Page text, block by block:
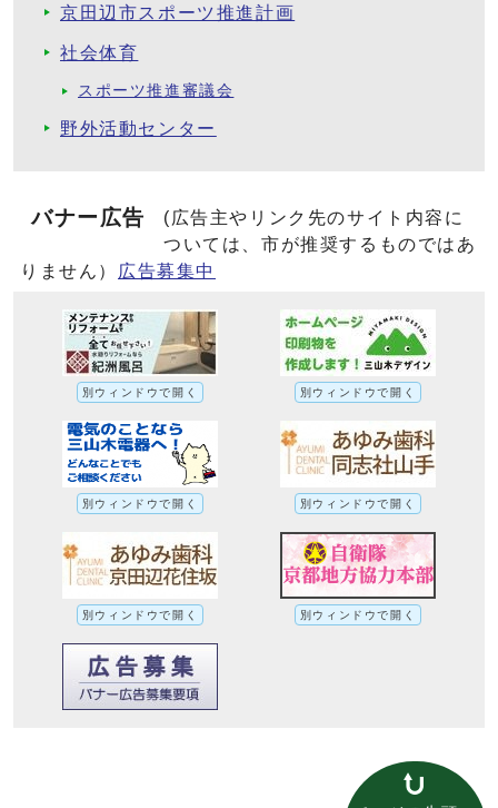
京田辺市スポーツ推進計画
社会体育
スポーツ推進審議会
野外活動センター
バナー広告
(広告主やリンク先のサイト内容に
ついては、市が推奨するものではあ
りません）
広告募集中
別ウィンドウで開く 別ウィンドウで開く
別ウィンドウで開く 別ウィンドウで開く
別ウィンドウで開く 別ウィンドウで開く